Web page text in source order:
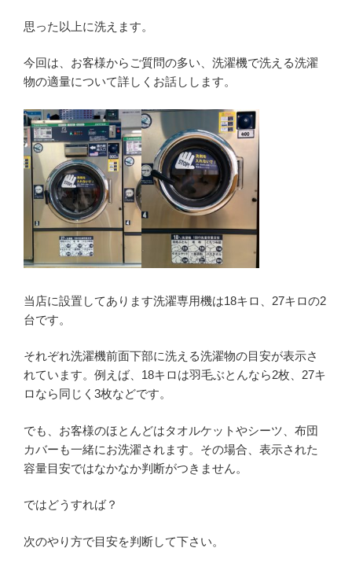
思った以上に洗えます。
今回は、お客様からご質問の多い、洗濯機で洗える洗濯
物の適量について詳しくお話しします。
当店に設置してあります洗濯専用機は18キロ、27キロの2
台です。
それぞれ洗濯機前面下部に洗える洗濯物の目安が表示さ
れています。例えば、18キロは羽毛ぶとんなら2枚、27キ
ロなら同じく3枚などです。
でも、お客様のほとんどはタオルケットやシーツ、布団
カバーも一緒にお洗濯されます。その場合、表示された
容量目安ではなかなか判断がつきません。
ではどうすれば？
次のやり方で目安を判断して下さい。